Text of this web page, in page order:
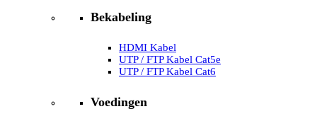
Bekabeling
HDMI Kabel
UTP / FTP Kabel Cat5e
UTP / FTP Kabel Cat6
Voedingen